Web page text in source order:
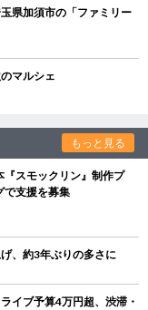
県加須市の「ファミリー
マルシェ
もっと見る
『スモックリン』制作プ
支援を募集
、約3年ぶりの多さに
イブ予算4万円超、渋滞・